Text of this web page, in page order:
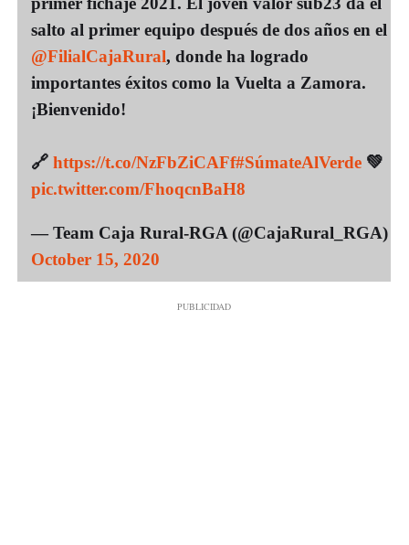
salto al primer equipo después de dos años en el
@FilialCajaRural, donde ha logrado
importantes éxitos como la Vuelta a Zamora.
¡Bienvenido!
🔗 https://t.co/NzFbZiCAFf#SúmateAlVerde 💚
pic.twitter.com/FhoqcnBaH8
— Team Caja Rural-RGA (@CajaRural_RGA)
October 15, 2020